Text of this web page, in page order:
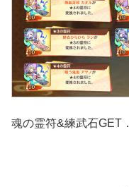
魂の霊符&練武石GET．